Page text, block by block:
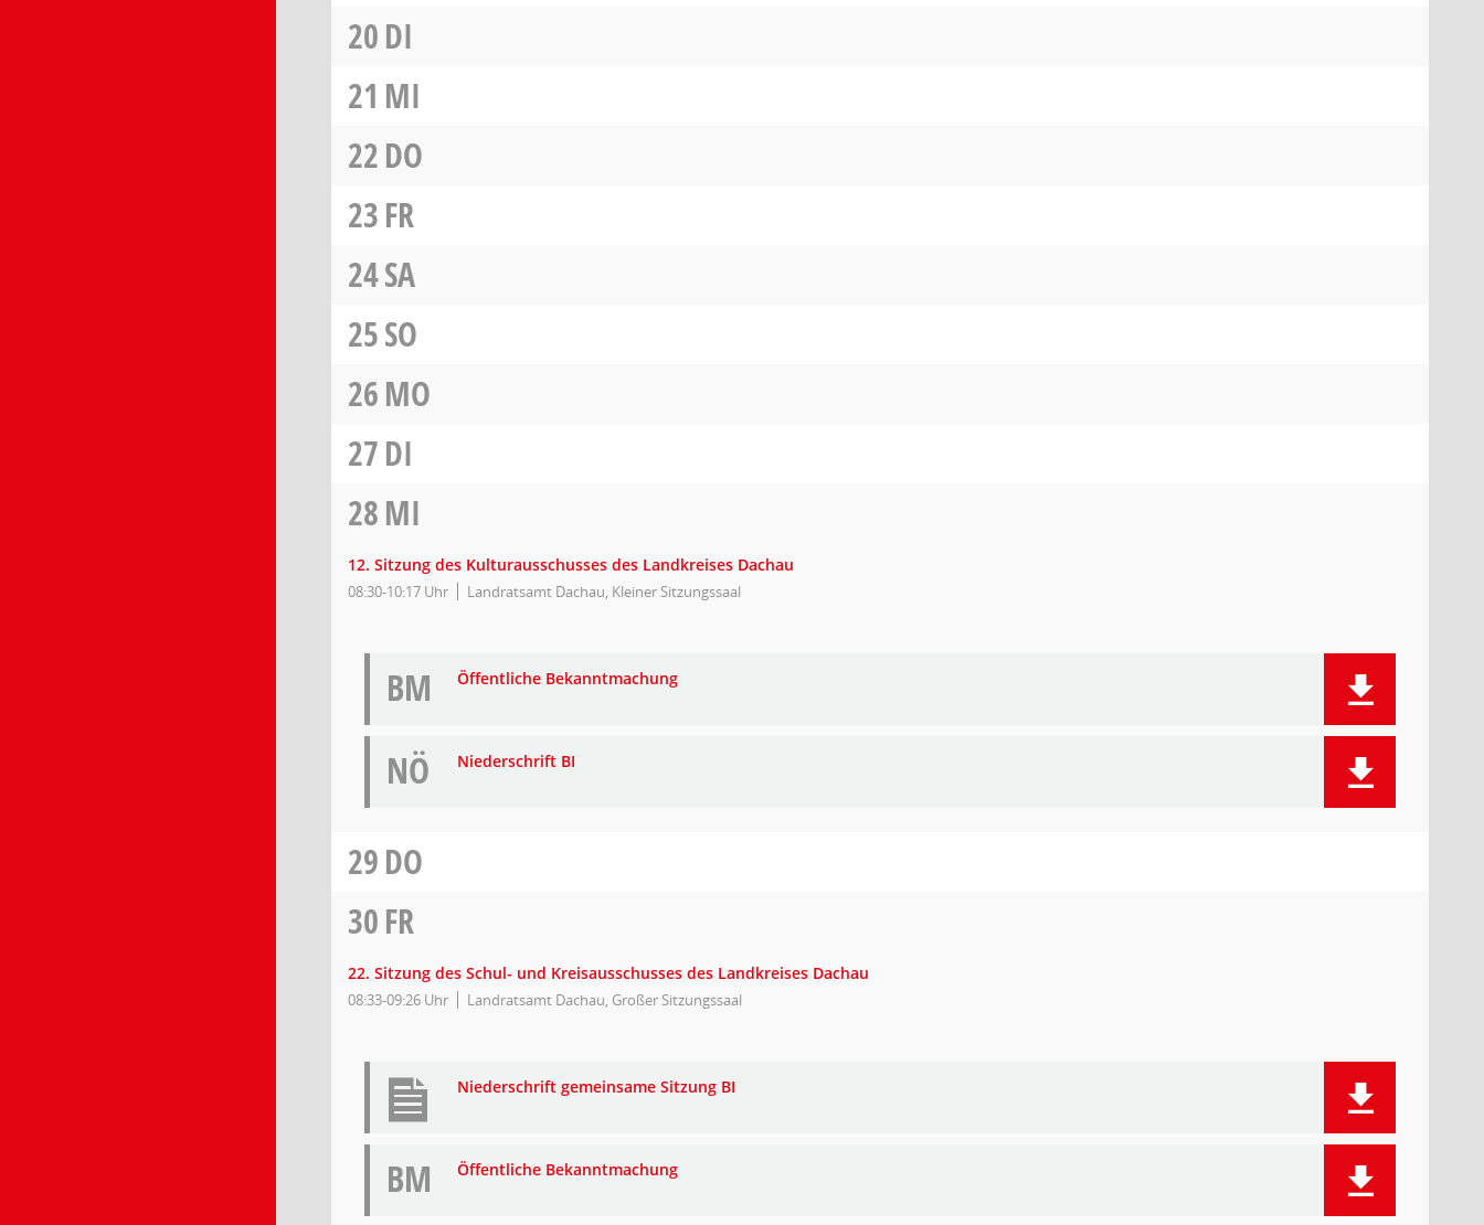
20DI
21 MI
22DO
23FR
24SA
25SO
26MO
27DI
28MI
12. Sitzung des Kulturausschusses des Landkreises Dachau
08:30-10:17 Uhr Landratsamt Dachau, Kleiner Sitzungssaal
BM Öffentliche Bekanntmachung
NÖ Niederschrift BI
29DO
30FR
22. Sitzung des Schul- und Kreisausschusses des Landkreises Dachau
08:33-09:26 Uhr Landratsamt Dachau, Großer Sitzungssaal
Niederschrift gemeinsame Sitzung BI
BM Öffentliche Bekanntmachung